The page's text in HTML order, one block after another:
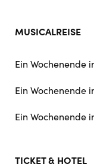
MUSICALREISE
Ein Wochenende
Ein Wochenende
Ein Wochenende
TICKET & HOTEL